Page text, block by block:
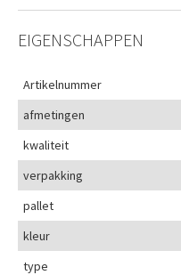
EIGENSCHAPPEN
Artikelnummer
afmetingen
kwaliteit
verpakking
pallet
kleur
type